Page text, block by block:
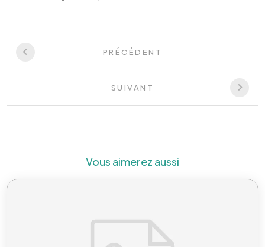
PRÉCÉDENT
SUIVANT
Vous aimerez aussi